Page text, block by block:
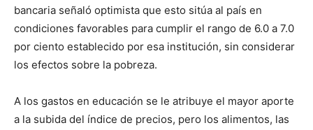
bancaria señaló optimista que esto sitúa al país en
condiciones favorables para cumplir el rango de 6.0 a 7.0
por ciento establecido por esa institución, sin considerar
los efectos sobre la pobreza.
A los gastos en educación se le atribuye el mayor aporte
a la subida del índice de precios, pero los alimentos, las